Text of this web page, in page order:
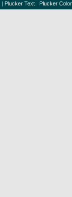
| Plucker Text | Plucker Color